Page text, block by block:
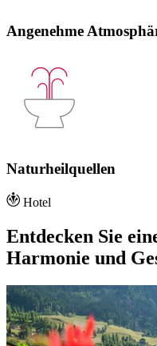
Angenehme
Naturheilquellen
Hotel
Entdecken Sie
Harmonie und